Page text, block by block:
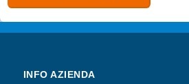
INFO AZIENDA